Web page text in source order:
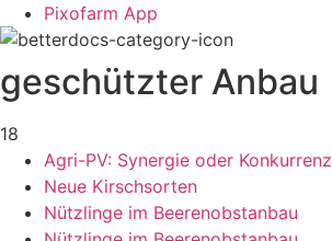
Pixofarm App
geschützter Anbau
18
Agri-PV: Synergie oder Konkurrenz
Neue Kirschsorten
Nützlinge im Beerenobstanbau